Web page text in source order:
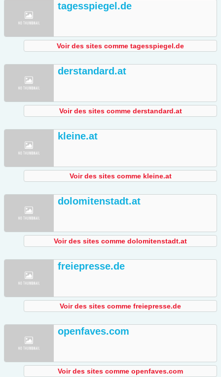
tagesspiegel.de
Voir des sites comme tagesspiegel.de
derstandard.at
Voir des sites comme derstandard.at
kleine.at
Voir des sites comme kleine.at
dolomitenstadt.at
Voir des sites comme dolomitenstadt.at
freiepresse.de
Voir des sites comme freiepresse.de
openfaves.com
Voir des sites comme openfaves.com